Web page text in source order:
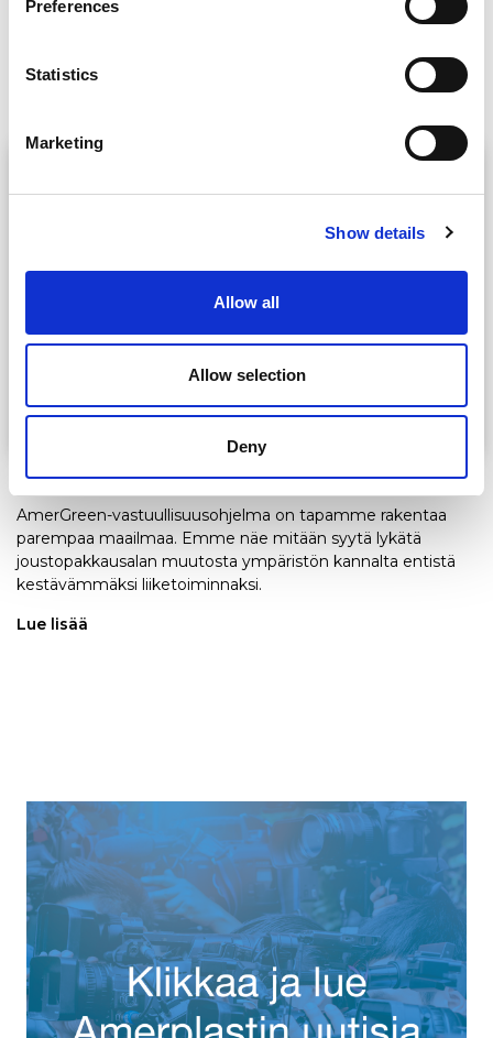
Preferences
Statistics
Marketing
Show details
Allow all
Allow selection
Deny
Amerplastilla laatu-, ympäristö- ja turvallisuusprosessien
Lue lisää
AmerGreen
AmerGreen-vastuullisuusohjelma on tapamme rakentaa
parempaa maailmaa. Emme näe mitään syytä lykätä
joustopakkausalan muutosta ympäristön kannalta entistä
kestävämmäksi liiketoiminnaksi.
Lue lisää